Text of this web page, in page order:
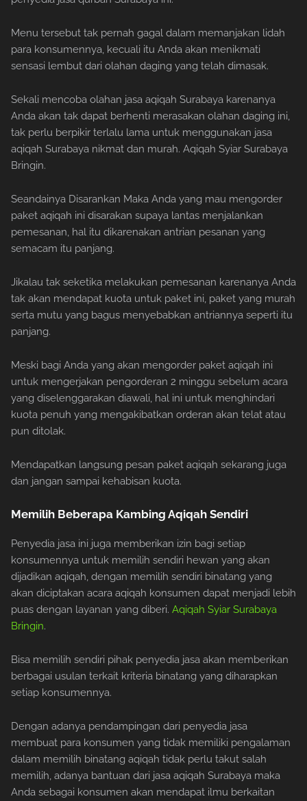
Menu tersebut tak pernah gagal dalam memanjakan lidah
para konsumennya, kecuali itu Anda akan menikmati
sensasi lembut dari olahan daging yang telah dimasak.
Sekali mencoba olahan jasa aqiqah Surabaya karenanya
Anda akan tak dapat berhenti merasakan olahan daging ini,
tak perlu berpikir terlalu lama untuk menggunakan jasa
aqiqah Surabaya nikmat dan murah. Aqiqah Syiar Surabaya
Bringin.
Seandainya Disarankan Maka Anda yang mau mengorder
paket aqiqah ini disarakan supaya lantas menjalankan
pemesanan, hal itu dikarenakan antrian pesanan yang
semacam itu panjang.
Jikalau tak seketika melakukan pemesanan karenanya Anda
tak akan mendapat kuota untuk paket ini, paket yang murah
serta mutu yang bagus menyebabkan antriannya seperti itu
panjang.
Meski bagi Anda yang akan mengorder paket aqiqah ini
untuk mengerjakan pengorderan 2 minggu sebelum acara
yang diselenggarakan diawali, hal ini untuk menghindari
kuota penuh yang mengakibatkan orderan akan telat atau
pun ditolak.
Mendapatkan langsung pesan paket aqiqah sekarang juga
dan jangan sampai kehabisan kuota.
Memilih Beberapa Kambing Aqiqah Sendiri
Penyedia jasa ini juga memberikan izin bagi setiap
konsumennya untuk memilih sendiri hewan yang akan
dijadikan aqiqah, dengan memilih sendiri binatang yang
akan diciptakan acara aqiqah konsumen dapat menjadi lebih
puas dengan layanan yang diberi. Aqiqah Syiar Surabaya
Bringin.
Bisa memilih sendiri pihak penyedia jasa akan memberikan
berbagai usulan terkait kriteria binatang yang diharapkan
setiap konsumennya.
Dengan adanya pendampingan dari penyedia jasa
membuat para konsumen yang tidak memiliki pengalaman
dalam memilih binatang aqiqah tidak perlu takut salah
memilih, adanya bantuan dari jasa aqiqah Surabaya maka
Anda sebagai konsumen akan mendapat ilmu berkaitan